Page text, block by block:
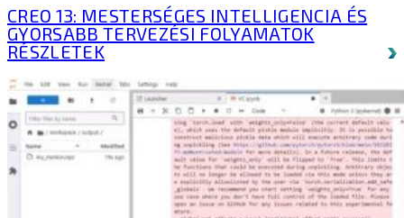
CREO 13: MESTERSÉGES INTELLIGENCIA ÉS
GYORSABB TERVEZÉSI FOLYAMATOK
RÉSZLETEK